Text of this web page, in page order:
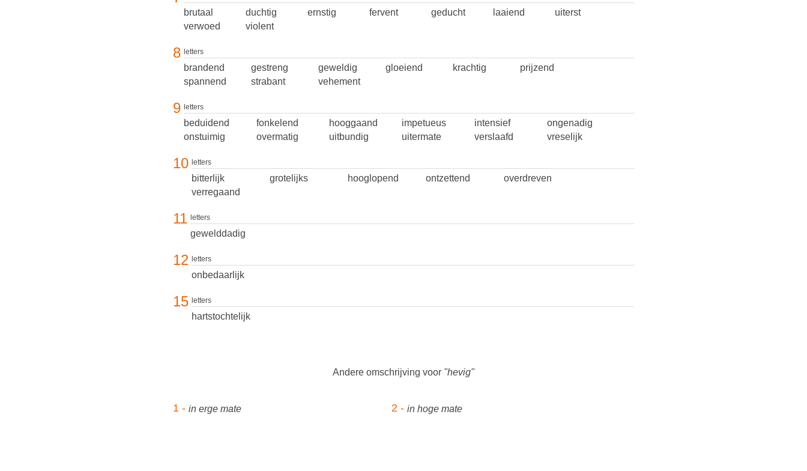
brutaal duchtig ernstig fervent geducht laaiend
uiterst
verwoed
violent
8 letters
brandend gestreng geweldig gloeiend krachtig
prijzend
spannend
strabant vehement
9 letters
beduidend fonkelend hooggaand impetueus intensief
ongenadig
onstuimig
overmatig uitbundig uitermate verslaafd vreselijk
10 letters
bitterlijk grotelijks hooglopend ontzettend
overdreven
verregaand
11 letters
gewelddadig
12 letters
onbedaarlijk
15 letters
hartstochtelijk
Andere omschrijving voor "hevig"
1 - in erge mate 2 - in hoge mate